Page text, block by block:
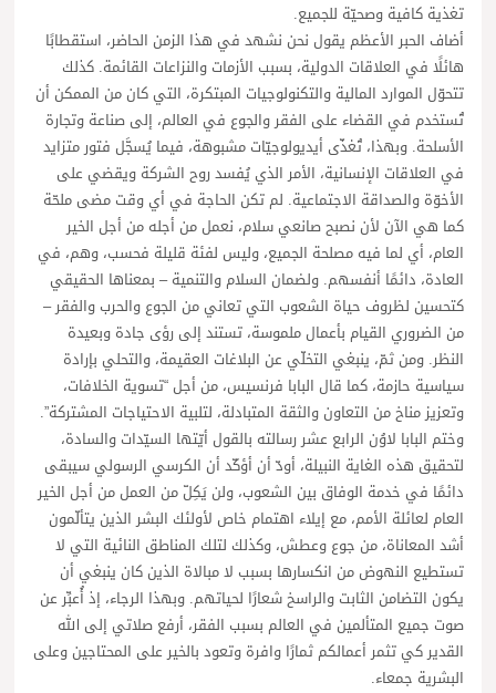
تغذية كافية وصحيّة للجميع.
أضاف الحبر الأعظم يقول نحن نشهد في هذا الزمن الحاضر، استقطابًا
هائلًا في العلاقات الدولية، بسبب الأزمات والنزاعات القائمة. كذلك
تتحوّل الموارد المالية والتكنولوجيات المبتكرة، التي كان من الممكن أن
تُستخدم في القضاء على الفقر والجوع في العالم، إلى صناعة وتجارة
الأسلحة. وبهذا، تُغذّى أيديولوجيّات مشبوهة، فيما يُسجَّل فتور متزايد
في العلاقات الإنسانية، الأمر الذي يُفسد روح الشركة ويقضي على
الأخوّة والصداقة الاجتماعية. لم تكن الحاجة في أي وقت مضى ملحّة
كما هي الآن لأن نصبح صانعي سلام، نعمل من أجله من أجل الخير
العام، أي لما فيه مصلحة الجميع، وليس لفئة قليلة فحسب، وهم، في
العادة، دائمًا أنفسهم. ولضمان السلام والتنمية – بمعناها الحقيقي
كتحسين لظروف حياة الشعوب التي تعاني من الجوع والحرب والفقر –
من الضروري القيام بأعمال ملموسة، تستند إلى رؤى جادة وبعيدة
النظر. ومن ثمّ، ينبغي التخلّي عن البلاغات العقيمة، والتحلي بإرادة
سياسية حازمة، كما قال البابا فرنسيس، من أجل “تسوية الخلافات،
وتعزيز مناخ من التعاون والثقة المتبادلة، لتلبية الاحتياجات المشتركة”.
وختم البابا لاوُن الرابع عشر رسالته بالقول أيّتها السيّدات والسادة،
لتحقيق هذه الغاية النبيلة، أودّ أن أؤكّد أن الكرسي الرسولي سيبقى
دائمًا في خدمة الوفاق بين الشعوب، ولن يَكِلّ من العمل من أجل الخير
العام لعائلة الأمم، مع إيلاء اهتمام خاص لأولئك البشر الذين يتألّمون
أشد المعاناة، من جوع وعطش، وكذلك لتلك المناطق النائية التي لا
تستطيع النهوض من انكسارها بسبب لا مبالاة الذين كان ينبغي أن
يكون التضامن الثابت والراسخ شعارًا لحياتهم. وبهذا الرجاء، إذ أُعبِّر عن
صوت جميع المتألمين في العالم بسبب الفقر، أرفع صلاتي إلى الله
القدير كي تثمر أعمالكم ثمارًا وافرة وتعود بالخير على المحتاجين وعلى
البشرية جمعاء.